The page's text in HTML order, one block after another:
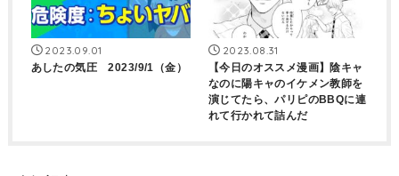
2023.09.01
あしたの気圧 2023/9/1（金）
2023.08.31
【今日のオススメ漫画】陰キャ
なのに陽キャのイケメン教師を
演じてたら、パリピのBBQに連
れて行かれて詰んだ